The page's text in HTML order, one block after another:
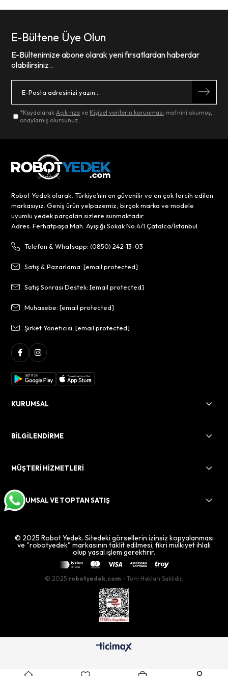
E-Bültene Üye Olun
E-Bültenimize abone olarak yeni fırsatlardan haberdar
olabilirsiniz..
*KaydolarakAçık rıza ve Kişisel verilerin korunması metnini okumuş,
onaylamış olursunuz.
Robot Yedek olarak, Türkiye’nin en güvenilir ve en çok tercih edilen
markasıyız. Geniş ürün yelpazemiz, birçok marka ve modele
uyumlu yedek parçaları sizlere sunmaktadır.
Adres: Ferhatpaşa Mah. Ayışığı Sokak No:4/1 Çatalca/İstanbul
Telefon & Whatsapp: (0850) 242-13-03
Satış & Pazarlama:[email protected]
Satış Sonrası Destek:[email protected]
Muhasebe:[email protected]
Şirket Yöneticisi:[email protected]
KURUMSAL
BİLGİLENDİRME
MÜŞTERİ HİZMETLERİ
KURUMSAL VE TOPTAN SATIŞ
© 2025 Robot Yedek. Sitedeki görsellerin izinsiz kopyalanması
ve "robotyedek" markasının taklit edilmesi, fikri mülkiyet ihlali
olup yasal işlem gerektirir.
© 2025 robotyedek.com - Tüm Hakları Saklıdır.